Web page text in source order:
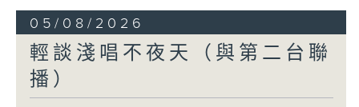
05/08/2026
輕談淺唱不夜天（與第二台聯
播）